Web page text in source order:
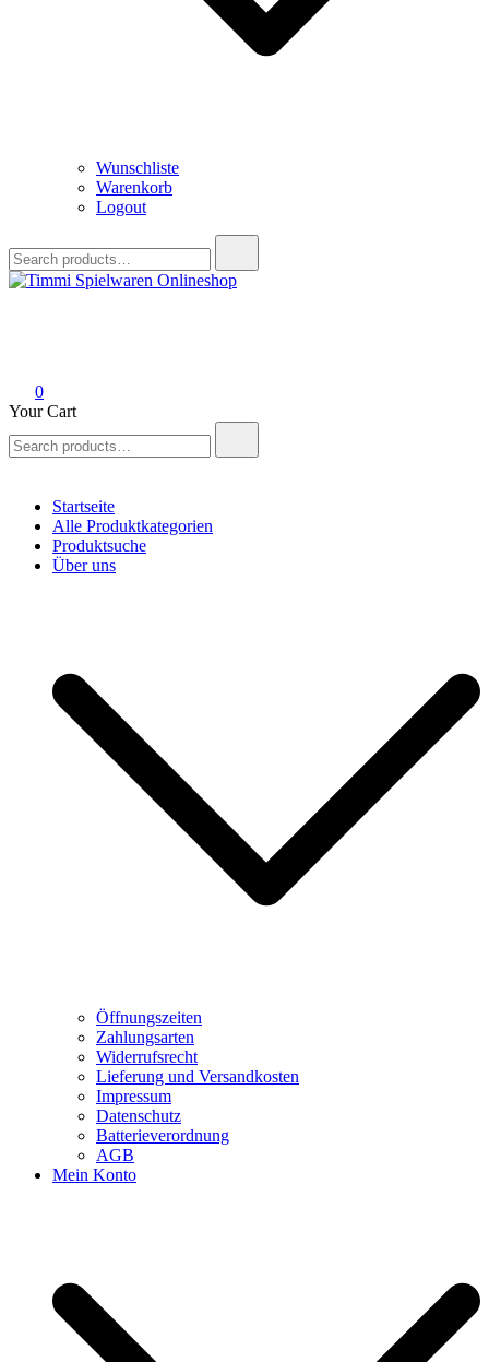
Wunschliste
Warenkorb
Logout
for:
0
Your Cart
for:
Startseite
Alle Produktkategorien
Produktsuche
Über uns
Öffnungszeiten
Zahlungsarten
Widerrufsrecht
Lieferung und Versandkosten
Impressum
Datenschutz
Batterieverordnung
AGB
Mein Konto